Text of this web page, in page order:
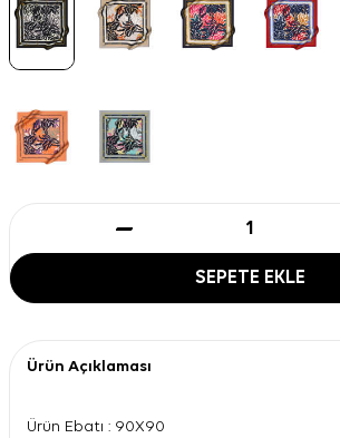
SEPETE EKLE
Ürün Açıklaması
Ürün Ebatı : 90X90